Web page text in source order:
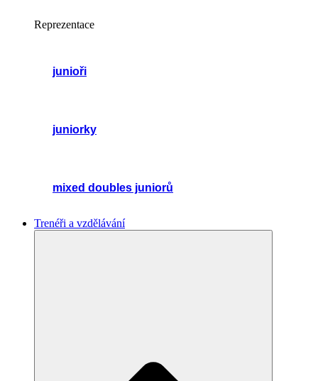
Reprezentace
junioři
juniorky
mixed doubles juniorů
Trenéři a vzdělávání